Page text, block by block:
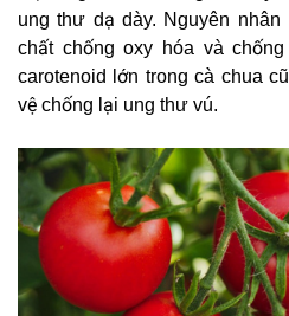
ung thư dạ dày. Nguyên
chất chống oxy hóa và
carotenoid lớn trong cà chua
vệ chống lại ung thư vú.